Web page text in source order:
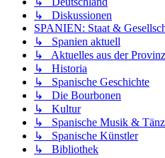
↳ Diskussionen
SPANIEN: Staat &
↳ Spanien aktuell
↳ Aktuelles aus der
↳ Historia
↳ Spanische Geschichte
↳ Die Bourbonen
↳ Kultur
↳ Spanische Musik &
↳ Spanische Künstler
↳ Bibliothek